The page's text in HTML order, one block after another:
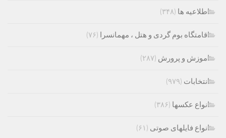
اطلاعیه ها (۳۴۸)
اقامتگاه بوم گردی و هتل ، مهمانسرا (۷۶)
اموزش و پرورش (۲۸۷)
انتخابات (۹۷۹)
انواع عکسها (۳۸۶)
انواع فایلهای صوتی (۶۱)